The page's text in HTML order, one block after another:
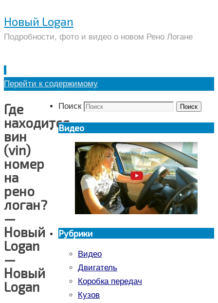
Новый Logan
Подробности, фото и видео о новом Рено Логане
Перейти к содержимому
Где
находится
вин
(vin)
номер
на
рено
логан?
—
Новый
Logan
—
Новый
Logan
Поиск Поиск
Видео
Рубрики
Видео
Двигатель
Коробка передач
Кузов